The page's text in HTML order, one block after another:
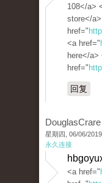
108</a>
store</
href="
<a href="
here</a>
href="
回复
星期四, 06/06/
永久连接
<a href="